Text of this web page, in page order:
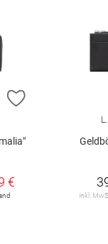
ZUR
€
inkl.